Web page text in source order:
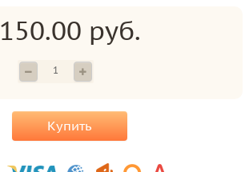
150.00 руб.
Купить